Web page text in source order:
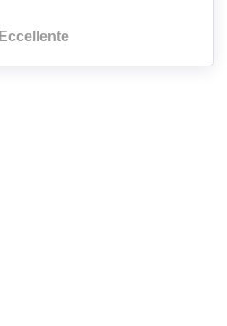
Eccellente